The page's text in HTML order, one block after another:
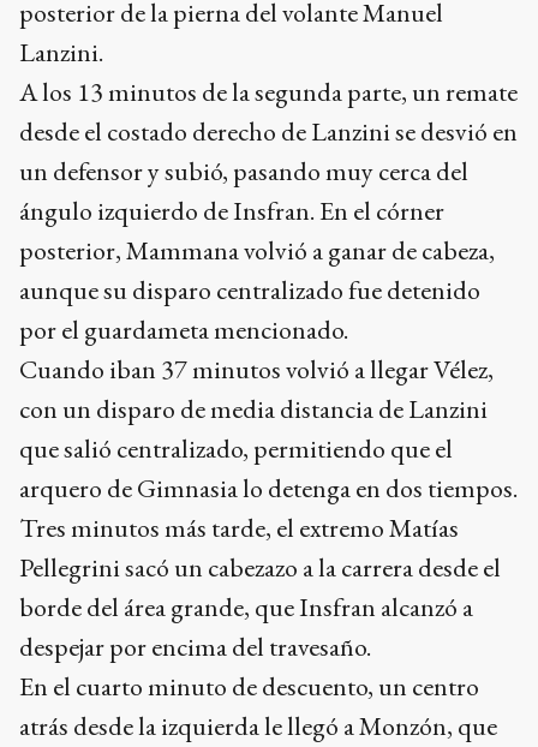
posterior de la pierna del volante Manuel
Lanzini.
A los 13 minutos de la segunda parte, un remate
desde el costado derecho de Lanzini se desvió en
un defensor y subió, pasando muy cerca del
ángulo izquierdo de Insfran. En el córner
posterior, Mammana volvió a ganar de cabeza,
aunque su disparo centralizado fue detenido
por el guardameta mencionado.
Cuando iban 37 minutos volvió a llegar Vélez,
con un disparo de media distancia de Lanzini
que salió centralizado, permitiendo que el
arquero de Gimnasia lo detenga en dos tiempos.
Tres minutos más tarde, el extremo Matías
Pellegrini sacó un cabezazo a la carrera desde el
borde del área grande, que Insfran alcanzó a
despejar por encima del travesaño.
En el cuarto minuto de descuento, un centro
atrás desde la izquierda le llegó a Monzón, que